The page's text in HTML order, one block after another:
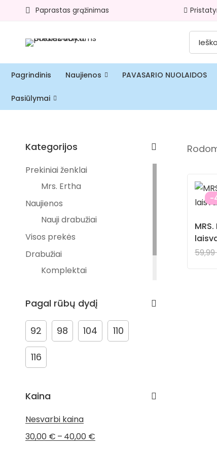
Paprastas grąžinimas​
Pagrindinis Naujienos PAVASARIO NUOLAIDOS
Pasiūlymai
Kategorijos
Prekiniai ženklai
Mrs. Ertha
Naujienos
Nauji drabužiai
Visos prekės
Drabužiai
Komplektai
Kelnės
Pagal rūbų dydį
92 98 104 110
116
Kaina
Nesvarbi kaina
30,00 € – 40,00 €
-
MRS.
59,99